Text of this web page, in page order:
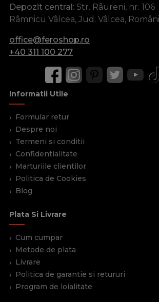
Depozit central: Str. Râureni, nr. 106
Râmnicu Vâlcea, Jud. Vâlcea,
office@feroshop.ro
+40 311 100 277
Informatii Utile
Formular retur
Despre noi
Termeni si conditii
Confidentialitate
Marturiile clientilor
Politica de Cookies
Blog
Plata Si Livrare
Cum cumpar
Metode de plata
Livrare
Politica de garantie si retururi
Program de loialitate